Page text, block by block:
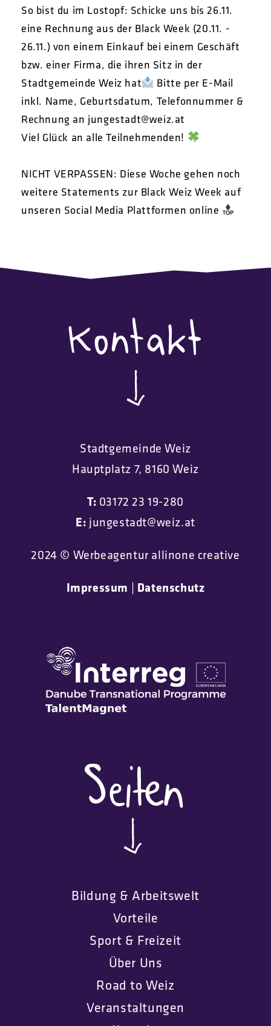
So bist du im Lostopf: Schicke uns bis 26.11.
eine Rechnung aus der Black Week (20.11. -
26.11.) von einem Einkauf bei einem Geschäft
bzw. einer Firma, die ihren Sitz in der
Stadtgemeinde Weiz hat
Bitte per E-Mail
inkl. Name, Geburtsdatum, Telefonnummer &
Rechnung an jungestadt@weiz.at
Viel Glück an alle Teilnehmenden!
NICHT VERPASSEN: Diese Woche gehen noch
weitere Statements zur Black Weiz Week auf
unseren Social Media Plattformen online
Stadtgemeinde Weiz
Hauptplatz 7, 8160 Weiz
T: 03172 23 19-280
E: jungestadt@weiz.at
2024 © Werbeagentur allinone creative
Impressum | Datenschutz
Bildung & Arbeitswelt
Vorteile
Sport & Freizeit
Über Uns
Road to Weiz
Veranstaltungen